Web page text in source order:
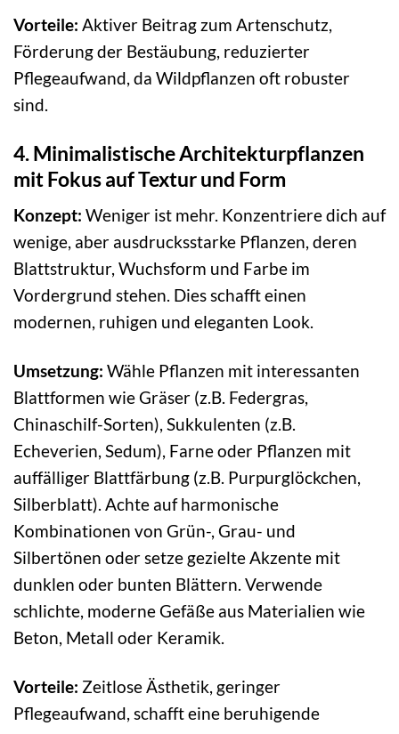
Vorteile: Aktiver Beitrag zum Artenschutz,
Förderung der Bestäubung, reduzierter
Pflegeaufwand, da Wildpflanzen oft robuster
sind.
4. Minimalistische Architekturpflanzen
mit Fokus auf Textur und Form
Konzept: Weniger ist mehr. Konzentriere dich auf
wenige, aber ausdrucksstarke Pflanzen, deren
Blattstruktur, Wuchsform und Farbe im
Vordergrund stehen. Dies schafft einen
modernen, ruhigen und eleganten Look.
Umsetzung: Wähle Pflanzen mit interessanten
Blattformen wie Gräser (z.B. Federgras,
Chinaschilf-Sorten), Sukkulenten (z.B.
Echeverien, Sedum), Farne oder Pflanzen mit
auffälliger Blattfärbung (z.B. Purpurglöckchen,
Silberblatt). Achte auf harmonische
Kombinationen von Grün-, Grau- und
Silbertönen oder setze gezielte Akzente mit
dunklen oder bunten Blättern. Verwende
schlichte, moderne Gefäße aus Materialien wie
Beton, Metall oder Keramik.
Vorteile: Zeitlose Ästhetik, geringer
Pflegeaufwand, schafft eine beruhigende